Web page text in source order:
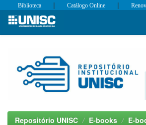
Skip
Biblioteca | Catálogo Online |
Repositório UNISC E-books E-